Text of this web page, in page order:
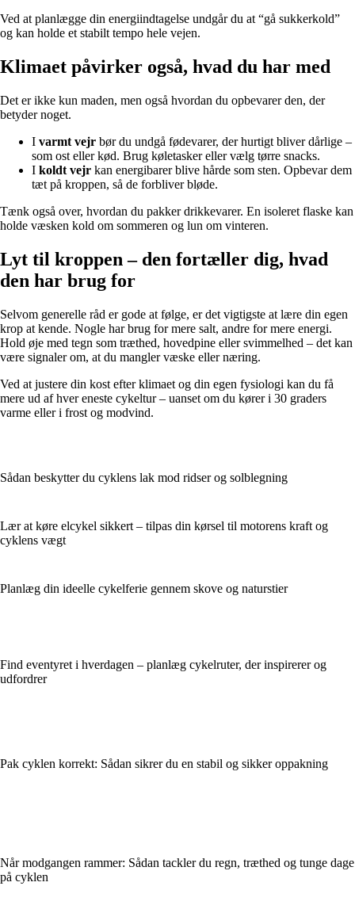
Ved at planlægge din energiindtagelse undgår du at “gå sukkerkold”
og kan holde et stabilt tempo hele vejen.
Klimaet påvirker også, hvad du har med
Det er ikke kun maden, men også hvordan du opbevarer den, der
betyder noget.
I varmt vejr bør du undgå fødevarer, der hurtigt bliver dårlige –
som ost eller kød. Brug køletasker eller vælg tørre snacks.
I koldt vejr kan energibarer blive hårde som sten. Opbevar dem
tæt på kroppen, så de forbliver bløde.
Tænk også over, hvordan du pakker drikkevarer. En isoleret flaske kan
holde væsken kold om sommeren og lun om vinteren.
Lyt til kroppen – den fortæller dig, hvad
den har brug for
Selvom generelle råd er gode at følge, er det vigtigste at lære din egen
krop at kende. Nogle har brug for mere salt, andre for mere energi.
Hold øje med tegn som træthed, hovedpine eller svimmelhed – det kan
være signaler om, at du mangler væske eller næring.
Ved at justere din kost efter klimaet og din egen fysiologi kan du få
mere ud af hver eneste cykeltur – uanset om du kører i 30 graders
varme eller i frost og modvind.
Sådan beskytter du cyklens lak mod ridser og solblegning
Lær at køre elcykel sikkert – tilpas din kørsel til motorens kraft og
cyklens vægt
Planlæg din ideelle cykelferie gennem skove og naturstier
Find eventyret i hverdagen – planlæg cykelruter, der inspirerer og
udfordrer
Pak cyklen korrekt: Sådan sikrer du en stabil og sikker oppakning
Når modgangen rammer: Sådan tackler du regn, træthed og tunge dage
på cyklen